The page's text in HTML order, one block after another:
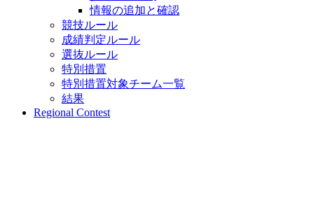
情報の追加と確認
競技ルール
成績判定ルール
選抜ルール
特別措置
特別措置対象チーム一覧
結果
Regional Contest